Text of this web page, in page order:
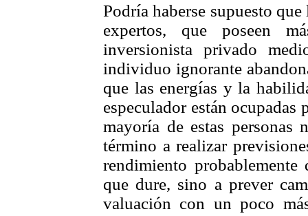
Podría haberse supuesto
expertos, que poseen
inversionista privado
individuo ignorante
que las energías y la
especulador están
mayoría de estas personas
término a realizar
rendimiento
que dure, sino a prever
valuación con un poco